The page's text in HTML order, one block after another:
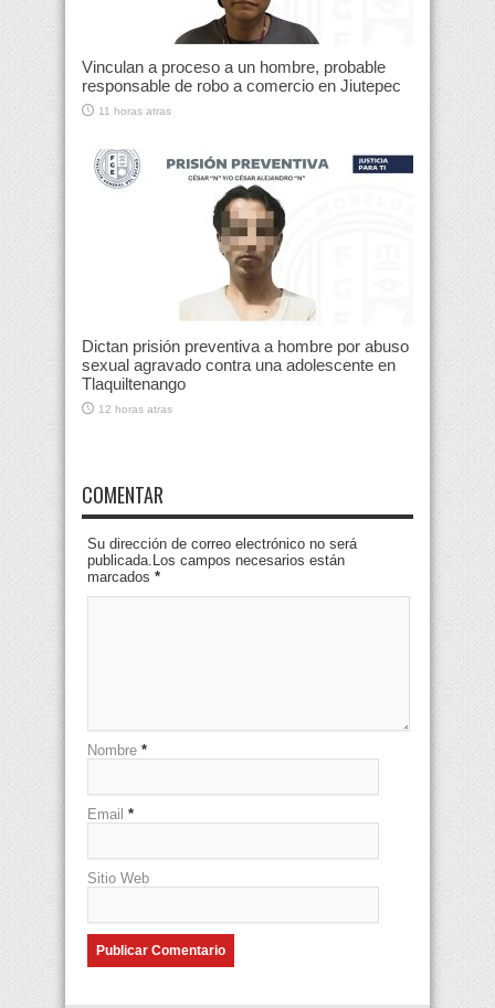
Vinculan a proceso a un hombre, probable
responsable de robo a comercio en Jiutepec
11 horas atras
Dictan prisión preventiva a hombre por abuso
sexual agravado contra una adolescente en
Tlaquiltenango
12 horas atras
COMENTAR
Su dirección de correo electrónico no será
publicada.Los campos necesarios están
marcados *
Nombre *
Email *
Sitio Web